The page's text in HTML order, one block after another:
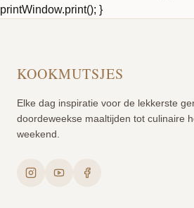
printWindow.print(); }
KOOKMUTSJES
Elke dag inspiratie voor de lekkerste
doordeweekse maaltijden tot culinaire
weekend.